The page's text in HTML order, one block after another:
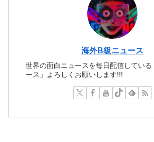
海外B級ニュース
世界の面白ニュースを毎日配信している
ース」よろしくお願いします!!!